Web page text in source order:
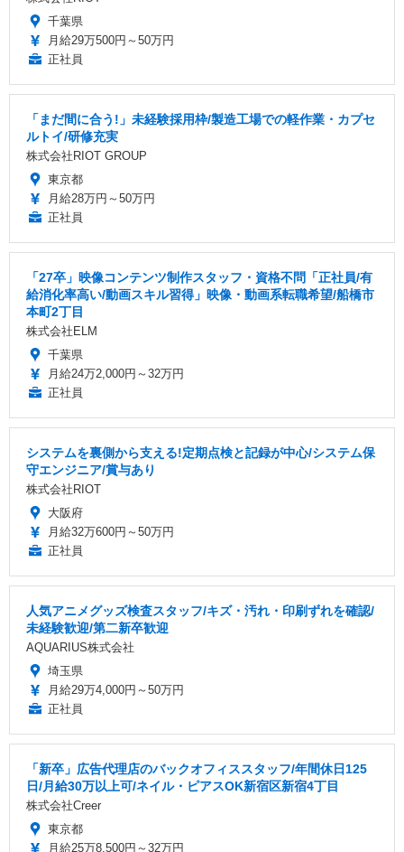
千葉県
月給29万500円～50万円
正社員
「まだ間に合う!」未経験採用枠/製造工場での軽作業・カプセ
ルトイ/研修充実
株式会社RIOT GROUP
東京都
月給28万円～50万円
正社員
「27卒」映像コンテンツ制作スタッフ・資格不問「正社員/有
給消化率高い/動画スキル習得」映像・動画系転職希望/船橋市
本町2丁目
株式会社ELM
千葉県
月給24万2,000円～32万円
正社員
システムを裏側から支える!定期点検と記録が中心/システム保
守エンジニア/賞与あり
株式会社RIOT
大阪府
月給32万600円～50万円
正社員
人気アニメグッズ検査スタッフ/キズ・汚れ・印刷ずれを確認/
未経験歓迎/第二新卒歓迎
AQUARIUS株式会社
埼玉県
月給29万4,000円～50万円
正社員
「新卒」広告代理店のバックオフィススタッフ/年間休日125
日/月給30万以上可/ネイル・ピアスOK新宿区新宿4丁目
株式会社Creer
東京都
月給25万8,500円～32万円